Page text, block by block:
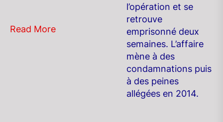
Read More
l’opération et se
retrouve
emprisonné deux
semaines. L’affaire
mène à des
condamnations puis
à des peines
allégées en 2014.